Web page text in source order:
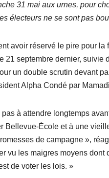
31 mai aux urnes, pour
électeurs ne se sont pas
avoir réservé le pire pour la
21 septembre dernier,
un double scrutin devant
Alpha Condé par
à attendre longtemps
Bellevue-École et à une
de campagne »,
vu les maigres moyens dont
de voter les lois. »